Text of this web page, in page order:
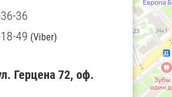
36
49 (Viber)
Герцена 72, оф.